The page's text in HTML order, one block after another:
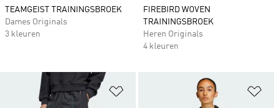
TEAMGEIST TRAININGSBROEK
Dames Originals
3 kleuren
FIREBIRD WOVEN
TRAININGSBROEK
Heren Originals
4 kleuren
Op verlanglijst zetten